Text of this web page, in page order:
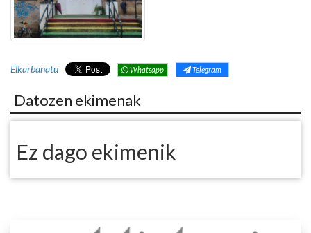
Elkarbanatu Whatsapp Telegram
Datozen ekimenak
Ez dago ekimenik